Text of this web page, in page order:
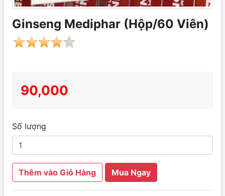
Ginseng Mediphar (Hộp/60 Viên)
90,000
Số lượng
Thêm vào Giỏ Hàng Mua Ngay